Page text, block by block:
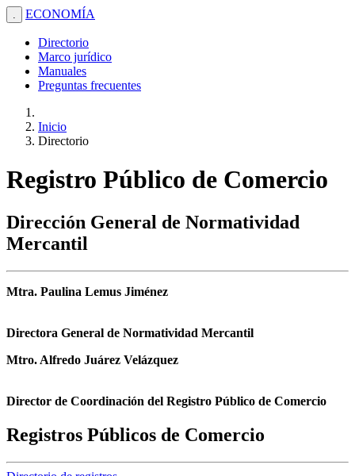
. ECONOMÍA
Directorio
Marco jurídico
Manuales
Preguntas frecuentes
Inicio
Directorio
Registro Público de Comercio
Dirección General de Normatividad
Mercantil
Mtra. Paulina Lemus Jiménez
Directora General de Normatividad Mercantil
Mtro. Alfredo Juárez Velázquez
Director de Coordinación del Registro Público de Comercio
Registros Públicos de Comercio